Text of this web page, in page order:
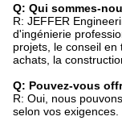
Q: Qui sommes-
R: JEFFER
d'ingénierie
projets, le conseil
achats, la
Q: Pouvez-vous
R: Oui, nous
selon vos exigences.